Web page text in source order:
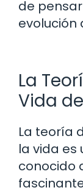
de
evolución
La
Vida
La teoría
la vida es
conocido